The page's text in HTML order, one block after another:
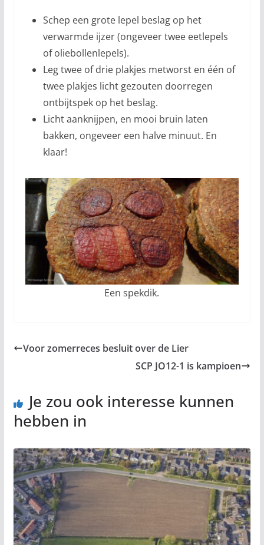
Schep een grote lepel beslag op het
verwarmde ijzer (ongeveer twee eetlepels
of oliebollenlepels).
Leg twee of drie plakjes metworst en één of
twee plakjes licht gezouten doorregen
ontbijtspek op het beslag.
Licht aanknijpen, en mooi bruin laten
bakken, ongeveer een halve minuut. En
klaar!
Een spekdik.
Voor zomerreces besluit over de Lier
SCP JO12-1 is kampioen
Je zou ook interesse kunnen
hebben in